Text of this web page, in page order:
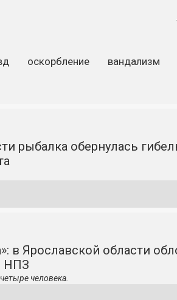
оскорбление вандализм
рыбалка обернулась
в Ярославской области
НПЗ
человека.